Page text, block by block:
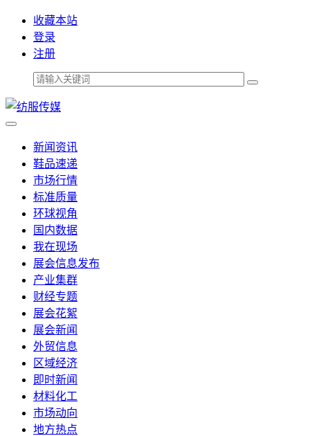
收藏本站
登录
注册
新闻资讯
鞋品速递
市场行情
标准质量
环球视角
国内数据
我在现场
展会信息发布
产业集群
财经专题
展会花絮
展会新闻
外贸信息
区域经济
即时新闻
材料化工
市场动向
地方热点